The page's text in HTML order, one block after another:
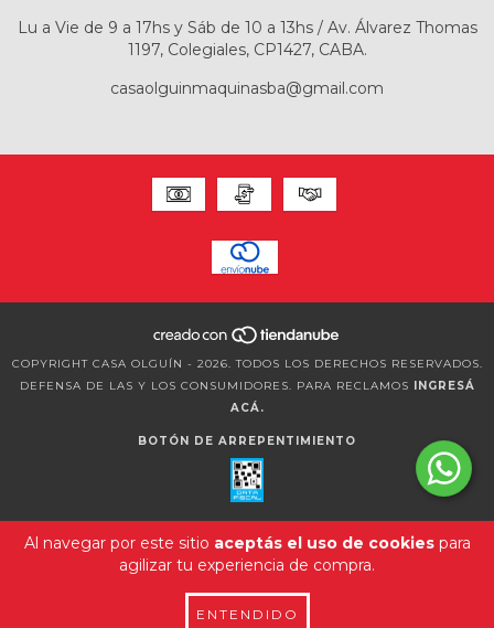
Al navegar por este sitio aceptás el uso de cookiespara
agilizar tu experiencia de compra.
ENTENDIDO
Lu a Vie de 9 a 17hs y Sáb de 10 a 13hs / Av. Álvarez Thomas
1197, Colegiales, CP1427, CABA.
casaolguinmaquinasba@gmail.com
COPYRIGHT CASA OLGUÍN - 2026. TODOS LOS DERECHOS RESERVADOS.
DEFENSA DE LAS Y LOS CONSUMIDORES. PARA RECLAMOS INGRESÁ
ACÁ.
BOTÓN DE ARREPENTIMIENTO